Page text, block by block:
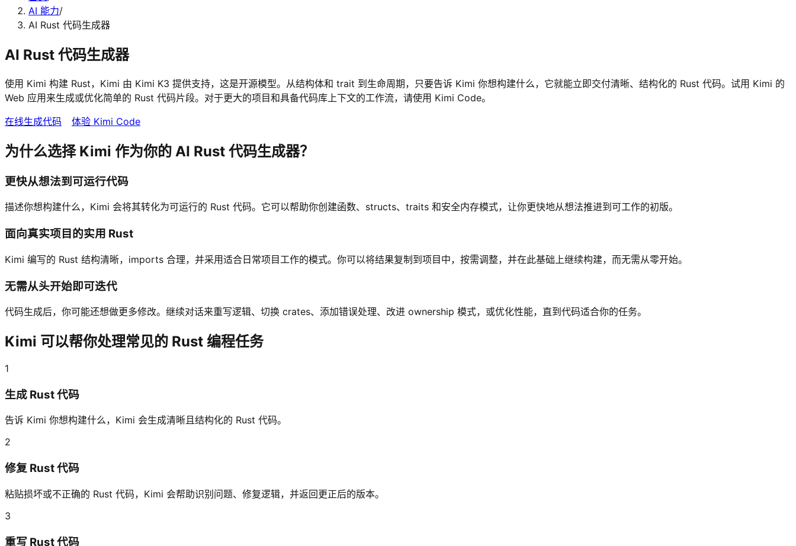
AI 能力/
AI Rust 代码生成器
AI Rust 代码生成器
使用 Kimi 构建 Rust，Kimi 由 Kimi K3 提供支持，这是开源模型。从结构体和 trait 到生命周期，只要告诉 Kimi 你想构建什么，它就能立即交付清晰、结构化的 Rust 代码。试用 Kimi 的
Web 应用来生成或优化简单的 Rust 代码片段。对于更大的项目和具备代码库上下文的工作流，请使用 Kimi Code。
在线生成代码
体验 Kimi Code
为什么选择 Kimi 作为你的 AI Rust 代码生成器？
更快从想法到可运行代码
描述你想构建什么，Kimi 会将其转化为可运行的 Rust 代码。它可以帮助你创建函数、structs、traits 和安全内存模式，让你更快地从想法推进到可工作的初版。
面向真实项目的实用 Rust
Kimi 编写的 Rust 结构清晰，imports 合理，并采用适合日常项目工作的模式。你可以将结果复制到项目中，按需调整，并在此基础上继续构建，而无需从零开始。
无需从头开始即可迭代
代码生成后，你可能还想做更多修改。继续对话来重写逻辑、切换 crates、添加错误处理、改进 ownership 模式，或优化性能，直到代码适合你的任务。
Kimi 可以帮你处理常见的 Rust 编程任务
1
生成 Rust 代码
告诉 Kimi 你想构建什么，Kimi 会生成清晰且结构化的 Rust 代码。
2
修复 Rust 代码
粘贴损坏或不正确的 Rust 代码，Kimi 会帮助识别问题、修复逻辑，并返回更正后的版本。
3
重写 Rust 代码